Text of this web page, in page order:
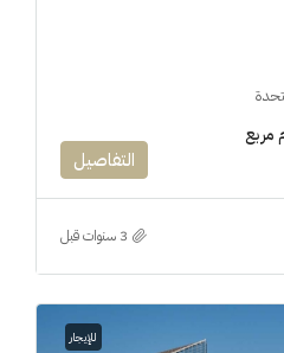
مربع
التفاصيل
للإيجار